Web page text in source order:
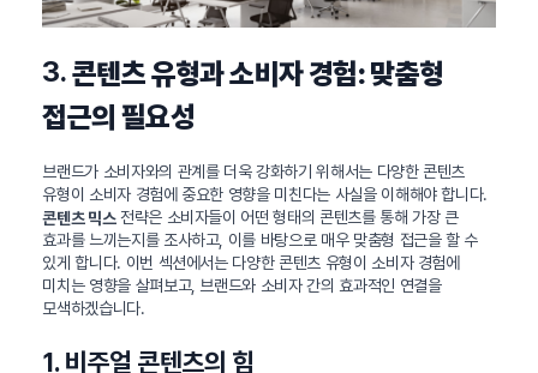
3.콘텐츠 유형과 소비자 경험: 맞춤형
접근의 필요성
브랜드가 소비자와의 관계를 더욱 강화하기 위해서는 다양한 콘텐츠
유형이 소비자 경험에 중요한 영향을 미친다는 사실을 이해해야 합니다.
콘텐츠 믹스전략은 소비자들이 어떤 형태의 콘텐츠를 통해 가장 큰
효과를 느끼는지를 조사하고, 이를 바탕으로 매우 맞춤형 접근을 할 수
있게 합니다. 이번 섹션에서는 다양한 콘텐츠 유형이 소비자 경험에
미치는 영향을 살펴보고, 브랜드와 소비자 간의 효과적인 연결을
모색하겠습니다.
1. 비주얼 콘텐츠의 힘